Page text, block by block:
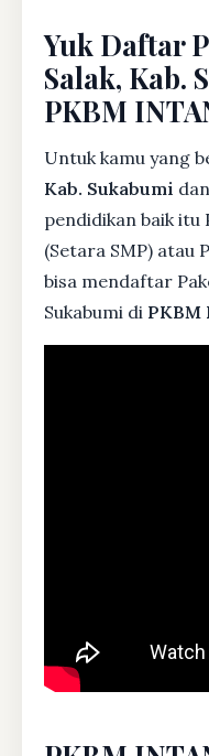
Yuk Daftar
Salak, Kab.
PKBM
Untuk kamu yang
Kab. Sukabumi
pendidikan baik itu
(Setara SMP) atau
bisa mendaftar
Sukabumi di PKBM